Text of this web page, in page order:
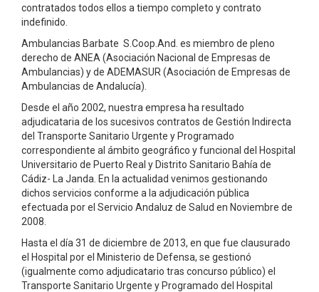
contratados todos ellos a tiempo completo y contrato
indefinido.
Ambulancias Barbate S.Coop.And. es miembro de pleno
derecho de ANEA (Asociación Nacional de Empresas de
Ambulancias) y de ADEMASUR (Asociación de Empresas de
Ambulancias de Andalucía).
Desde el año 2002, nuestra empresa ha resultado
adjudicataria de los sucesivos contratos de Gestión Indirecta
del Transporte Sanitario Urgente y Programado
correspondiente al ámbito geográfico y funcional del Hospital
Universitario de Puerto Real y Distrito Sanitario Bahía de
Cádiz- La Janda. En la actualidad venimos gestionando
dichos servicios conforme a la adjudicación pública
efectuada por el Servicio Andaluz de Salud en Noviembre de
2008.
Hasta el día 31 de diciembre de 2013, en que fue clausurado
el Hospital por el Ministerio de Defensa, se gestionó
(igualmente como adjudicatario tras concurso público) el
Transporte Sanitario Urgente y Programado del Hospital